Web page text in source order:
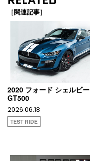
［関連記事］
2020 フォード シェルビー
GT500
2026.06.18
TEST RIDE